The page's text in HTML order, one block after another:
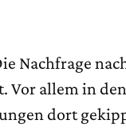
Nachfrage
Vor allem in den
dort